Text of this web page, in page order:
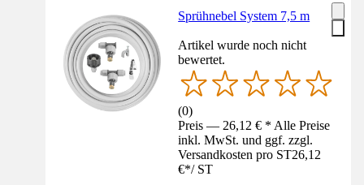
Sprühnebel System 7,5 m
Artikel wurde noch nicht
bewertet.
(0)
Preis — 26,12 € * Alle Preise
inkl. MwSt. und ggf. zzgl.
Versandkosten pro ST26,12
€*/ ST